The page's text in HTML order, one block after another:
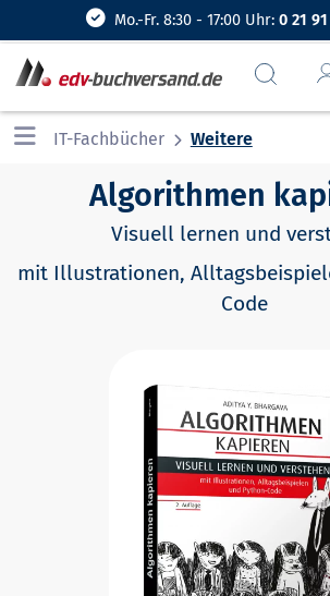
Mo.-Fr. 8:30 - 17:00 Uhr: 0 21
IT-Fachbücher Weitere
Algorithmen
Visuell lernen und
mit Illustrationen,
Code